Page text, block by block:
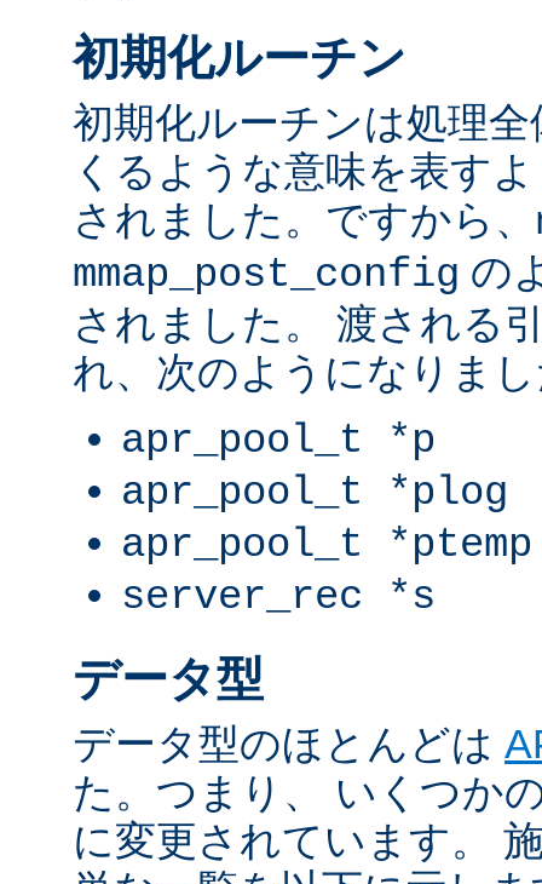
初期化ルーチン
初期化ルーチンは処理
くるような意味を表す
されました。ですから、
mmap_post_config の
されました。 渡される
れ、次のようになりま
apr_pool_t *p
apr_pool_t *plog
apr_pool_t *ptemp
server_rec *s
データ型
データ型のほとんどは
た。つまり、 いくつか
に変更されています。